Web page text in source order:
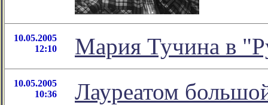
10.05.2005
12:10
Мария Тучина в
10.05.2005
10:36
Лауреатом